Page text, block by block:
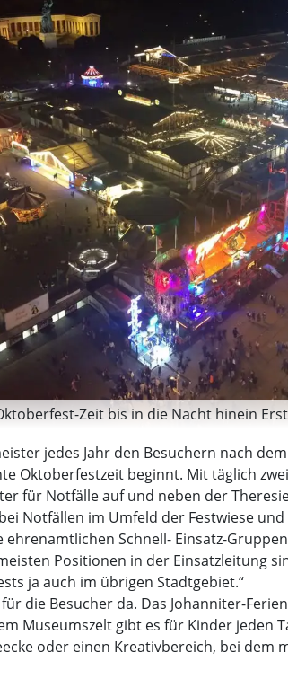
Zeit bis in die Nacht hinein
jedes Jahr den Besuchern nach dem
Oktoberfestzeit beginnt. Mit täglich
für Notfälle auf und neben der
Notfällen im Umfeld der Festwiese
ehrenamtlichen Schnell- Einsatz-
Positionen in der Einsatzleitung
ja auch im übrigen Stadtgebiet.“
die Besucher da. Das Johanniter-
Museumszelt gibt es für Kinder jeden
oder einen Kreativbereich, bei dem